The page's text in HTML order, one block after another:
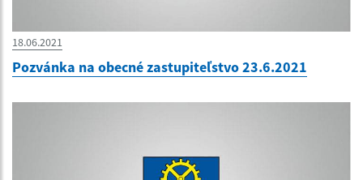
18.06.2021
Pozvánka na obecné zastupiteľstvo 23.6.2021